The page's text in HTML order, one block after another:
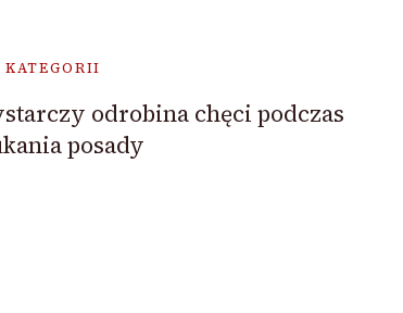
KATEGORII
odrobina chęci podczas
posady